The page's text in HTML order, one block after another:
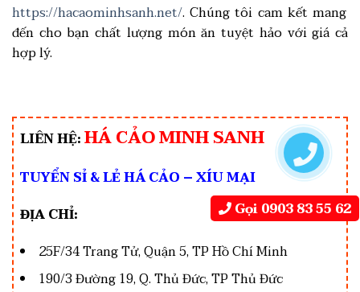
https://hacaominhsanh.net/. Chúng tôi cam kết mang
đến cho bạn chất lượng món ăn tuyệt hảo với giá cả
hợp lý.
LIÊN HỆ:HÁ CẢO MINH SANH
TUYỂN SỈ & LẺ HÁ CẢO – XÍU MẠI
ĐỊA CHỈ:
25F/34 Trang Tử, Quận 5, TP Hồ Chí Minh
190/3 Đường 19, Q. Thủ Đức, TP Thủ Đức
Gọi 0903 83 55 62